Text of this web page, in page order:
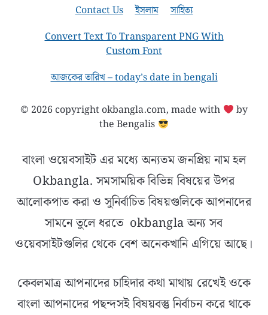
Contact Us
ইসলাম
সাহিত্য
Convert Text To Transparent PNG With
Custom Font
আজকের তারিখ – today’s date in bengali
© 2026 copyright okbangla.com, made with
by
the Bengalis
বাংলা ওয়েবসাইট এর মধ্যে অন্যতম জনপ্রিয় নাম হল
Okbangla. সমসাময়িক বিভিন্ন বিষয়ের উপর
আলোকপাত করা ও সুনির্বাচিত বিষয়গুলিকে আপনাদের
সামনে তুলে ধরতে okbangla অন্য সব
ওয়েবসাইটগুলির থেকে বেশ অনেকখানি এগিয়ে আছে।
কেবলমাত্র আপনাদের চাহিদার কথা মাথায় রেখেই ওকে
বাংলা আপনাদের পছন্দসই বিষয়বস্তু নির্বাচন করে থাকে